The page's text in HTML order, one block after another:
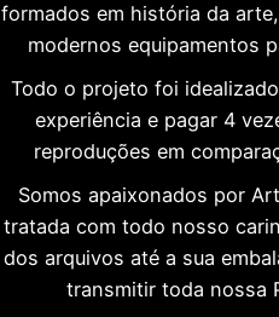
formados em história da
modernos equipamentos
Todo o projeto foi
experiência e pagar 4
reproduções em
Somos apaixonados por
tratada com todo nosso
dos arquivos até a sua
transmitir toda nossa